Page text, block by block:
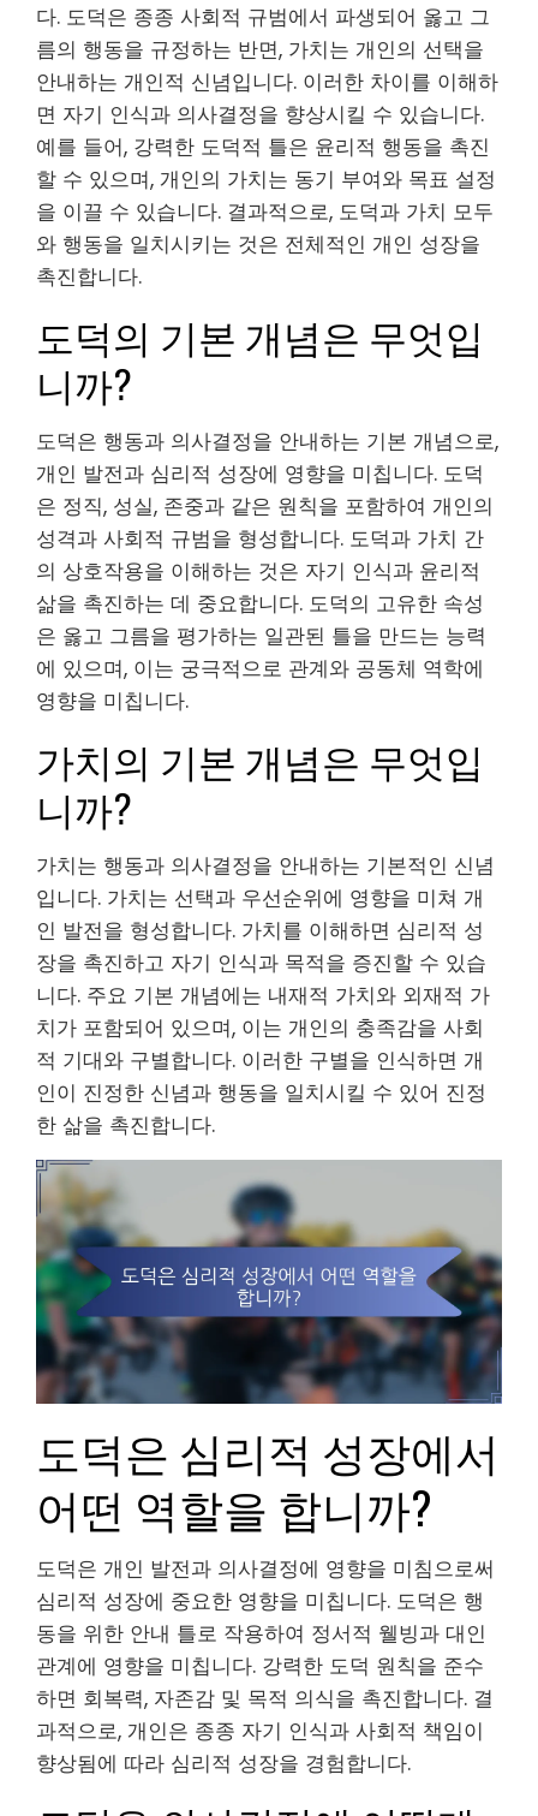
다. 도덕은 종종 사회적 규범에서 파생되어 옳고 그
름의 행동을 규정하는 반면, 가치는 개인의 선택을
안내하는 개인적 신념입니다. 이러한 차이를 이해하
면 자기 인식과 의사결정을 향상시킬 수 있습니다.
예를 들어, 강력한 도덕적 틀은 윤리적 행동을 촉진
할 수 있으며, 개인의 가치는 동기 부여와 목표 설정
을 이끌 수 있습니다. 결과적으로, 도덕과 가치 모두
와 행동을 일치시키는 것은 전체적인 개인 성장을
촉진합니다.
도덕의 기본 개념은 무엇입
니까?
도덕은 행동과 의사결정을 안내하는 기본 개념으로,
개인 발전과 심리적 성장에 영향을 미칩니다. 도덕
은 정직, 성실, 존중과 같은 원칙을 포함하여 개인의
성격과 사회적 규범을 형성합니다. 도덕과 가치 간
의 상호작용을 이해하는 것은 자기 인식과 윤리적
삶을 촉진하는 데 중요합니다. 도덕의 고유한 속성
은 옳고 그름을 평가하는 일관된 틀을 만드는 능력
에 있으며, 이는 궁극적으로 관계와 공동체 역학에
영향을 미칩니다.
가치의 기본 개념은 무엇입
니까?
가치는 행동과 의사결정을 안내하는 기본적인 신념
입니다. 가치는 선택과 우선순위에 영향을 미쳐 개
인 발전을 형성합니다. 가치를 이해하면 심리적 성
장을 촉진하고 자기 인식과 목적을 증진할 수 있습
니다. 주요 기본 개념에는 내재적 가치와 외재적 가
치가 포함되어 있으며, 이는 개인의 충족감을 사회
적 기대와 구별합니다. 이러한 구별을 인식하면 개
인이 진정한 신념과 행동을 일치시킬 수 있어 진정
한 삶을 촉진합니다.
도덕은 심리적 성장에서
어떤 역할을 합니까?
도덕은 개인 발전과 의사결정에 영향을 미침으로써
심리적 성장에 중요한 영향을 미칩니다. 도덕은 행
동을 위한 안내 틀로 작용하여 정서적 웰빙과 대인
관계에 영향을 미칩니다. 강력한 도덕 원칙을 준수
하면 회복력, 자존감 및 목적 의식을 촉진합니다. 결
과적으로, 개인은 종종 자기 인식과 사회적 책임이
향상됨에 따라 심리적 성장을 경험합니다.